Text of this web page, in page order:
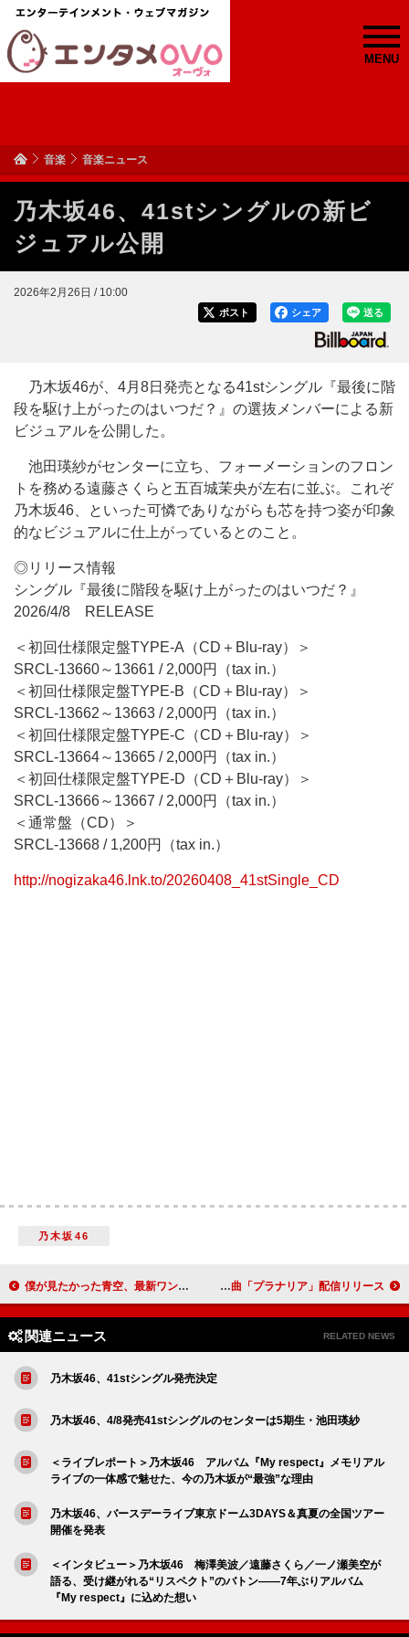
MENU
音楽 音楽ニュース
乃木坂46、41stシングルの新ビ
ジュアル公開
2026年2月26日 / 10:00
送る
シェア
ポスト
乃木坂46が、4月8日発売となる41stシングル『最後に階
段を駆け上がったのはいつだ？』の選抜メンバーによる新
ビジュアルを公開した。
池田瑛紗がセンターに立ち、フォーメーションのフロン
トを務める遠藤さくらと五百城茉央が左右に並ぶ。これぞ
乃木坂46、といった可憐でありながらも芯を持つ姿が印象
的なビジュアルに仕上がっているとのこと。
◎リリース情報
シングル『最後に階段を駆け上がったのはいつだ？』
2026/4/8 RELEASE
＜初回仕様限定盤TYPE-A（CD＋Blu-ray）＞
SRCL-13660～13661 / 2,000円（tax in.）
＜初回仕様限定盤TYPE-B（CD＋Blu-ray）＞
SRCL-13662～13663 / 2,000円（tax in.）
＜初回仕様限定盤TYPE-C（CD＋Blu-ray）＞
SRCL-13664～13665 / 2,000円（tax in.）
＜初回仕様限定盤TYPE-D（CD＋Blu-ray）＞
SRCL-13666～13667 / 2,000円（tax in.）
＜通常盤（CD）＞
SRCL-13668 / 1,200円（tax in.）
http://nogizaka46.lnk.to/20260408_41stSingle_CD
乃木坂46
僕が見たかった青空、最新ワンマンライブより「君と見た空は」の映像をYouTubeで公開 カラノア、輪廻転生を想起＆独特な和の雰囲気の新曲「プラナリア」配信リリース
関連ニュース RELATED NEWS
乃木坂46、41stシングル発売決定
乃木坂46、4/8発売41stシングルのセンターは5期生・池田瑛紗
＜ライブレポート＞乃木坂46 アルバム『My respect』メモリアル
ライブの一体感で魅せた、今の乃木坂が“最強”な理由
乃木坂46、バースデーライブ東京ドーム3DAYS＆真夏の全国ツアー
開催を発表
＜インタビュー＞乃木坂46 梅澤美波／遠藤さくら／一ノ瀬美空が
語る、受け継がれる“リスペクト”のバトン――7年ぶりアルバム
『My respect』に込めた想い